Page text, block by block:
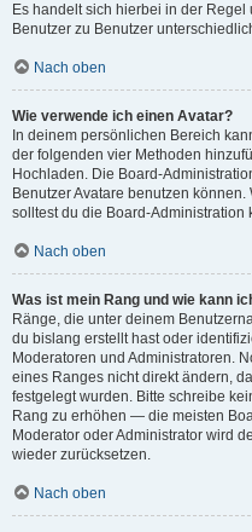
Es handelt sich hierbei in der
Benutzer zu Benutzer
Nach oben
Wie verwende ich einen Avatar?
In deinem persönlichen Bereich
der folgenden vier Methoden
Hochladen. Die Board-
Benutzer Avatare benutzen
solltest du die Board-Administration
Nach oben
Was ist mein Rang und wie kann
Ränge, die unter deinem
du bislang erstellt hast oder
Moderatoren und Administratoren.
eines Ranges nicht direkt ändern,
festgelegt wurden. Bitte schreibe
Rang zu erhöhen — die meisten
Moderator oder Administrator wird
wieder zurücksetzen.
Nach oben